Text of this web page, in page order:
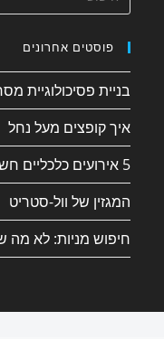
פוסטים אחרונים
בניית פסיכולוגיית
איך קופצים מעל נחל
5 אירועים כלכליים חשובים שסוחר צריך להכיר
המגזין של וול-סטריט
חיפוש מניות: לא